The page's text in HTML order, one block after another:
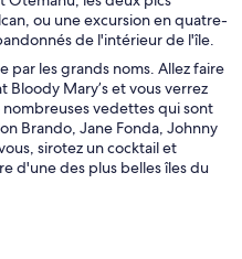
ou une excursion en quatre-
de l'intérieur de l'île.
par les grands noms. Allez faire
Mary’s et vous verrez
vedettes qui sont
Brando, Jane Fonda, Johnny
sirotez un cocktail et
d'une des plus belles îles du